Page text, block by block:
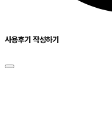
사용후기 작성하기